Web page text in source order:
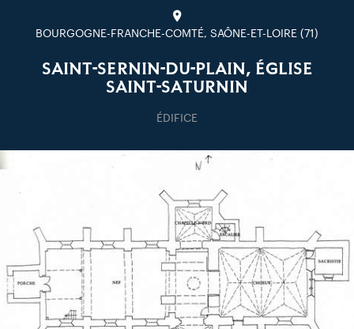
BOURGOGNE-FRANCHE-COMTÉ, SAÔNE-ET-LOIRE (71)
SAINT-SERNIN-DU-PLAIN, ÉGLISE
SAINT-SATURNIN
ÉDIFICE